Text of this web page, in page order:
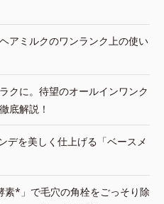
アミルクのワンランク上の使い
クに。待望のオールインワンク
底解説！
デを美しく仕上げる「ベースメ
素*」で毛穴の角栓をごっそり除